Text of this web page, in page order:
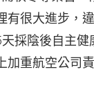
有很大進步，
採陰後自主
加重航空公司